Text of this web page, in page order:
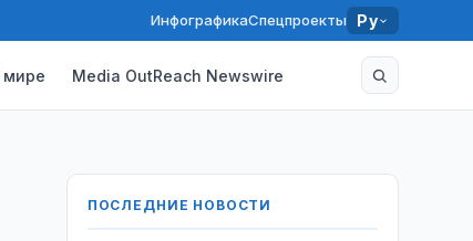
ИнфографикаСпецпроекты Ру
мире Media OutReach Newswire
ПОСЛЕДНИЕ НОВОСТИ